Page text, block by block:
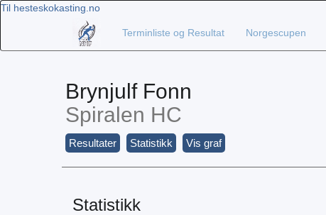
Til hesteskokasting.no
Terminliste og Resultat Norgescupen
Brynjulf Fonn
Spiralen HC
Resultater Statistikk Vis graf
Statistikk